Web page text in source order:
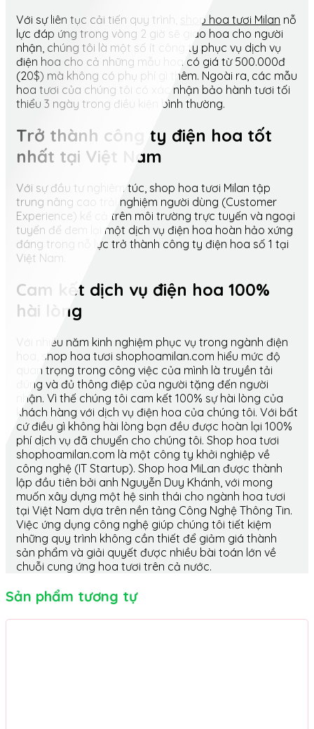
Với sự liên tục cải tiến quy trình, shop hoa tươi Milan nỗ
lực đáp ứng trong vòng 2 giờ sẽ giao hoa cho người
nhận, chúng tôi là một số ít công ty phục vụ dịch vụ
điện hoa cho cả những mẫu hoa có giá từ 500.000đ
(20$) mà không có phụ phí gì thêm. Ngoài ra, các mẫu
hoa tươi của chúng tôi có xác nhận bảo hành tươi tối
thiểu 3 ngày trong điều kiện bình thường.
Trở thành công ty điện hoa tốt
nhất tại Việt Nam
Với sự đầu tư nghiêm túc, shop hoa tươi Milan tập
trung nâng cao trải nghiệm người dùng (Customer
Experience) kể cả trên môi trường trực tuyến và ngoại
tuyến để đem lại một dịch vụ điện hoa hoàn hảo xứng
đáng trong nỗ lực trở thành công ty điện hoa số 1 tại
Việt Nam.
Cam kết dịch vụ điện hoa 100%
hài lòng
Với nhiều năm kinh nghiệm phục vụ trong ngành điện
hoa, shop hoa tươi shophoamilan.com hiểu mức độ
quan trọng trong công việc của mình là truyền tải
đúng và đủ thông điệp của người tặng đến người
nhận. Vì thế chúng tôi cam kết 100% sự hài lòng của
khách hàng với dịch vụ điện hoa của chúng tôi. Với bất
cứ điều gì không hài lòng bạn đều được hoàn lại 100%
phí dịch vụ đã chuyển cho chúng tôi. Shop hoa tươi
shophoamilan.com là một công ty khởi nghiệp về
công nghệ (IT Startup). Shop hoa MiLan được thành
lập đầu tiên bởi anh Nguyễn Duy Khánh, với mong
muốn xây dựng một hệ sinh thái cho ngành hoa tươi
tại Việt Nam dựa trên nền tảng Công Nghệ Thông Tin.
Việc ứng dụng công nghệ giúp chúng tôi tiết kiệm
những quy trình không cần thiết để giảm giá thành
sản phẩm và giải quyết được nhiều bài toán lớn về
chuỗi cung ứng hoa tươi trên cả nước.
Sản phẩm tương tự